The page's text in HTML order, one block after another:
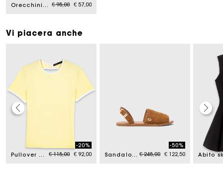
Orecchini a maglie Price reduced from
€ 95,00to€ 57,00
Vi piacera anche
Pullover con oblò dietro Price reduced from
€ 115,00to
-20%
€ 92,00
Sandalo piatto Price reduced from
€ 245,00to
-50%
€ 122,50
La carta regalo Maje: il modo migliore per fare il regalo
Consegna a domicilio offerta entro 2-3 giorni